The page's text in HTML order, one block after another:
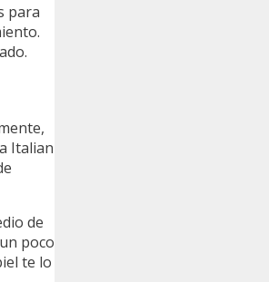
para
Italian
de
poco
te lo